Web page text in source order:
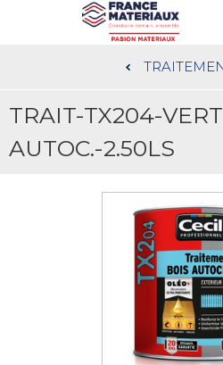
au
contenu
TRAIT-TX204-VERT
AUTOC.-2.50LS